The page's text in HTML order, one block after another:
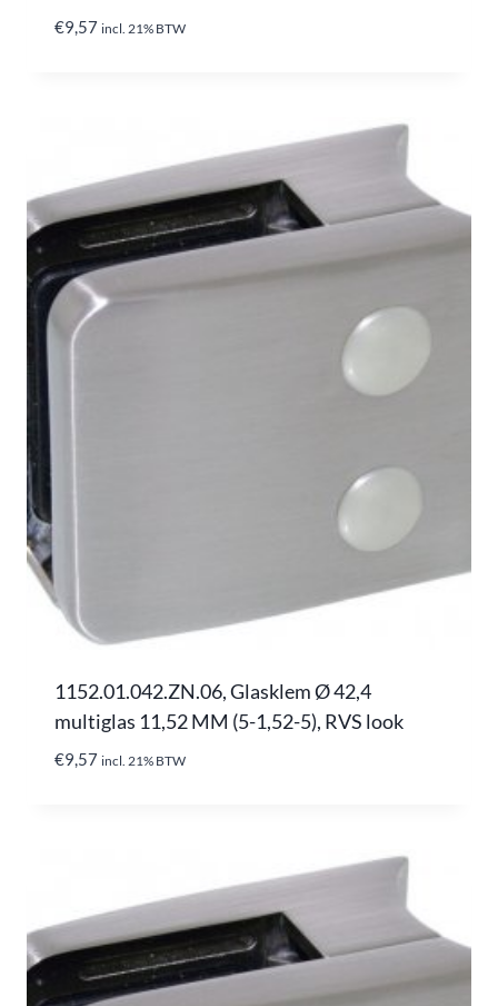
€9,57 incl. 21% BTW
1152.01.042.ZN.06, Glasklem Ø 42,4
multiglas 11,52 MM (5-1,52-5), RVS look
€9,57 incl. 21% BTW